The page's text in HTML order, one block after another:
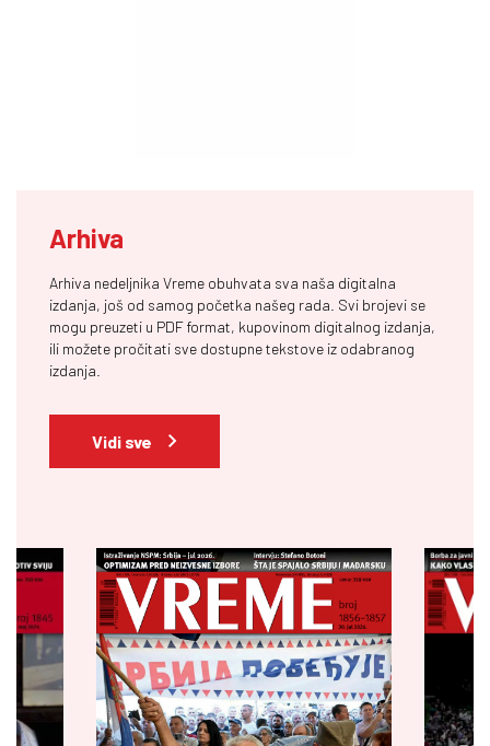
Arhiva
Arhiva nedeljnika Vreme obuhvata sva naša digitalna
izdanja, još od samog početka našeg rada. Svi brojevi se
mogu preuzeti u PDF format, kupovinom digitalnog izdanja,
ili možete pročitati sve dostupne tekstove iz odabranog
izdanja.
Vidi sve